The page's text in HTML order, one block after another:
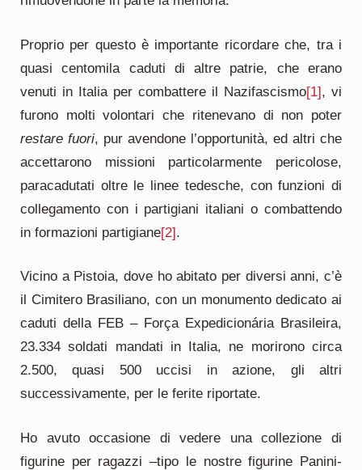
Proprio per questo è importante ricordare che, tra i
quasi centomila caduti di altre patrie, che erano
venuti in Italia per combattere il Nazifascismo[1], vi
furono molti volontari che ritenevano di non poter
restare fuori, pur avendone l’opportunità, ed altri che
accettarono missioni particolarmente pericolose,
paracadutati oltre le linee tedesche, con funzioni di
collegamento con i partigiani italiani o combattendo
in formazioni partigiane[2].
Vicino a Pistoia, dove ho abitato per diversi anni, c’è
il Cimitero Brasiliano, con un monumento dedicato ai
caduti della FEB – Força Expedicionária Brasileira,
23.334 soldati mandati in Italia, ne morirono circa
2.500, quasi 500 uccisi in azione, gli altri
successivamente, per le ferite riportate.
Ho avuto occasione di vedere una collezione di
figurine per ragazzi –tipo le nostre figurine Panini-